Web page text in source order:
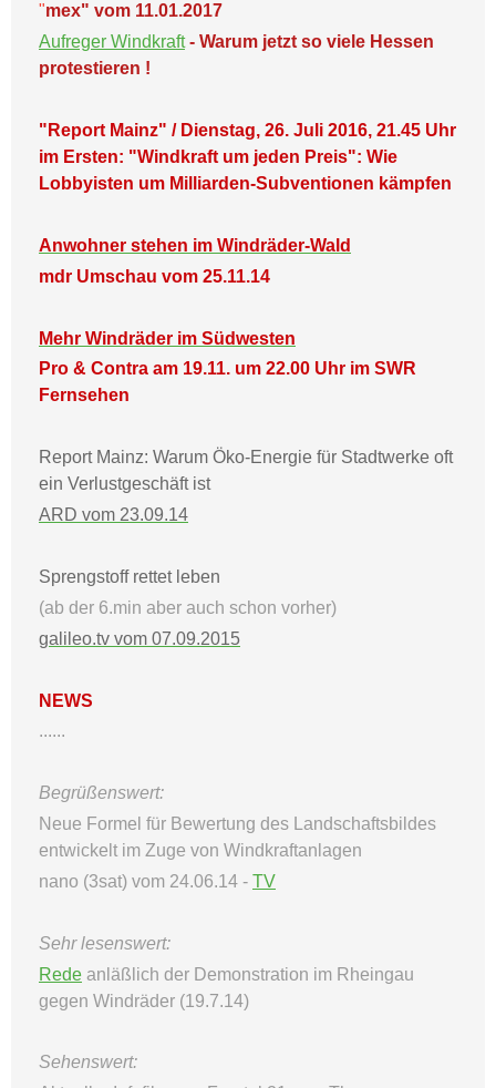
"mex" vom 11.01.2017
Aufreger Windkraft- Warum jetzt so viele Hessen
protestieren !
"Report Mainz" / Dienstag, 26. Juli 2016, 21.45 Uhr
im Ersten: "Windkraft um jeden Preis": Wie
Lobbyisten um Milliarden-Subventionen kämpfen
Anwohner stehen im Windräder-Wald
mdr Umschau vom 25.11.14
Mehr Windräder im Südwesten
Pro & Contra am 19.11. um 22.00 Uhr im SWR
Fernsehen
Report Mainz: Warum Öko-Energie für Stadtwerke oft
ein Verlustgeschäft ist
ARD vom 23.09.14
Sprengstoff rettet leben
(ab der 6.min aber auch schon vorher)
galileo.tv vom 07.09.2015
NEWS
......
Begrüßenswert:
Neue Formel für Bewertung des Landschaftsbildes
entwickelt im Zuge von Windkraftanlagen
nano (3sat) vom 24.06.14 - TV
Sehr lesenswert:
Rede anläßlich der Demonstration im Rheingau
gegen Windräder (19.7.14)
Sehenswert: